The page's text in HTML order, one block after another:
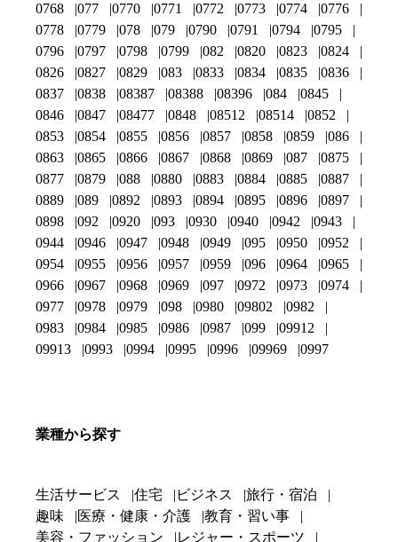
0768
077 0770 0771 0772 0773 0774
0776
0778
0779 078 079 0790 0791 0794
0795
0796
0797 0798 0799 082 0820 0823
0824
0826
0827 0829 083 0833 0834 0835
0836
0837
0838 08387 08388 08396 084
0845
0846
0847 08477 0848 08512 08514
0852
0853
0854 0855 0856 0857 0858 0859
086
0863
0865 0866 0867 0868 0869 087
0875
0877
0879 088 0880 0883 0884 0885
0887
0889
089 0892 0893 0894 0895 0896
0897
0898
092 0920 093 0930 0940 0942
0943
0944
0946 0947 0948 0949 095 0950
0952
0954
0955 0956 0957 0959 096 0964
0965
0966
0967 0968 0969 097 0972 0973
0974
0977
0978 0979 098 0980 09802
0982
0983
0984 0985 0986 0987 099
09912
09913
0993 0994 0995 0996 09969 0997
業種から探す
生活サービス 住宅 ビジネス
旅行・宿泊
趣味
医療・健康・介護
教育・習い事
美容・ファッション
レジャー・スポーツ